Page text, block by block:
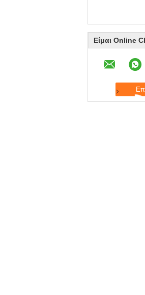
Είμαι Online